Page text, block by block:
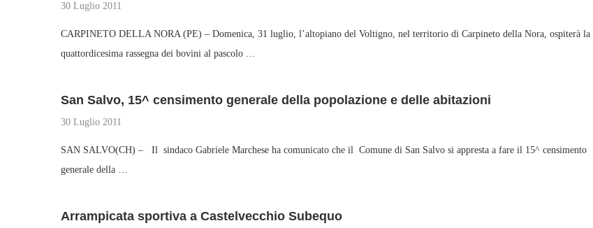
30 Luglio 2011
CARPINETO DELLA NORA (PE) – Domenica, 31 luglio, l’altopiano del Voltigno, nel territorio di Carpineto della Nora, ospiterà la
quattordicesima rassegna dei bovini al pascolo …
San Salvo, 15^ censimento generale della popolazione e delle abitazioni
30 Luglio 2011
SAN SALVO(CH) – Il sindaco Gabriele Marchese ha comunicato che il Comune di San Salvo si appresta a fare il 15^ censimento
generale della …
Arrampicata sportiva a Castelvecchio Subequo